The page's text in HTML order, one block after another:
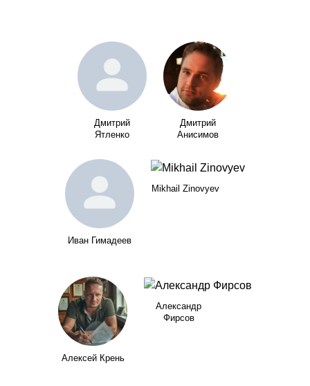
Дмитрий
Ятленко
Дмитрий
Анисимов
Иван Гимадеев
Mikhail Zinovyev
Алексей Крень
Александр
Фирсов